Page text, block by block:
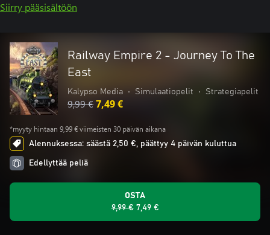
Siirry pääsisältöön
Railway Empire 2 - Journey To The
East
Kalypso Media • Simulaatiopelit • Strategiapelit
9,99 €7,49 €
*myyty hintaan 9,99 € viimeisten 30 päivän aikana
Alennuksessa: säästä 2,50 €, päättyy 4 päivän kuluttua
Edellyttää peliä
OSTA
9,99 € 7,49 €